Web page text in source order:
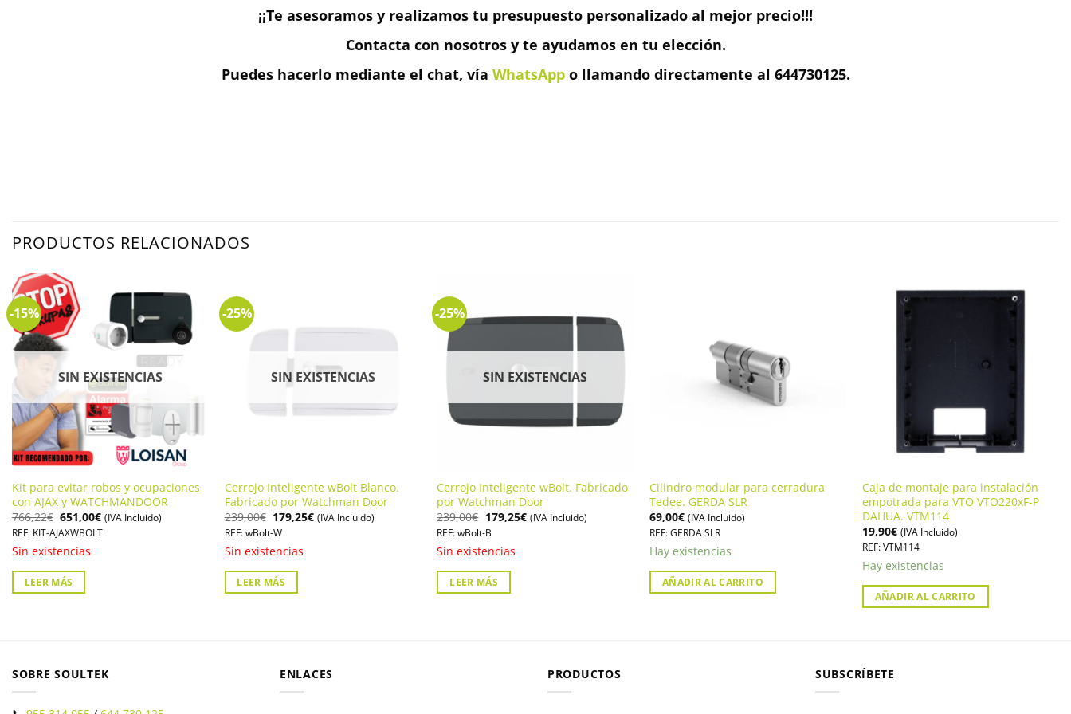
¡¡Te asesoramos y realizamos tu presupuesto personalizado al mejor precio!!!
Contacta con nosotros y te ayudamos en tu elección.
Puedes hacerlo mediante el chat, vía WhatsAppo llamando directamente al 644730125.
PRODUCTOS RELACIONADOS
-15%
SIN EXISTENCIAS
Kit para evitar robos y ocupaciones
con AJAX y WATCHMANDOOR
766,22€ El
precio
original
era:
766,22€.
651,00€El
precio
(IVA Incluido)
REF: KIT-AJAXWBOLT
Sin existencias
LEER MÁS
-25%
SIN EXISTENCIAS
Cerrojo Inteligente wBolt Blanco.
Fabricado por Watchman Door
239,00€ El
precio
original
era:
239,00€.
179,25€El
precio
(IVA Incluido)
REF: wBolt-W
Sin existencias
LEER MÁS
-25%
SIN EXISTENCIAS
Cerrojo Inteligente wBolt. Fabricado
por Watchman Door
239,00€ El
precio
original
era:
239,00€.
179,25€El
precio
(IVA Incluido)
REF: wBolt-B
Sin existencias
LEER MÁS
Cilindro modular para cerradura
Tedee. GERDA SLR
69,00€ (IVA Incluido)
REF: GERDA SLR
Hay existencias
AÑADIR AL CARRITO
Caja de montaje para instalación
empotrada para VTO VTO220xF-P
DAHUA. VTM114
19,90€ (IVA Incluido)
REF: VTM114
Hay existencias
AÑADIR AL CARRITO
SOBRE SOULTEK ENLACES PRODUCTOS SUBSCRÍBETE